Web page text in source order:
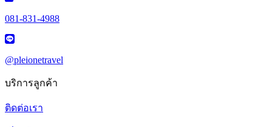
081-831-4988
@pleionetravel
บริการลูกค้า
ติดต่อเรา